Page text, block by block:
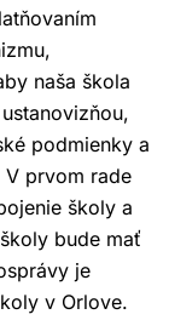
naša škola
podmienky a
prvom rade
školy a
bude mať
je
v Orlove.